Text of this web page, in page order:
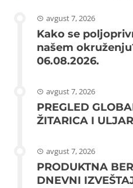
avgust 7, 2026
Kako se
našem
06.08.2026.
avgust 7, 2026
PREGLED
ŽITARICA I
avgust 7, 2026
PRODUKTNA
DNEVNI